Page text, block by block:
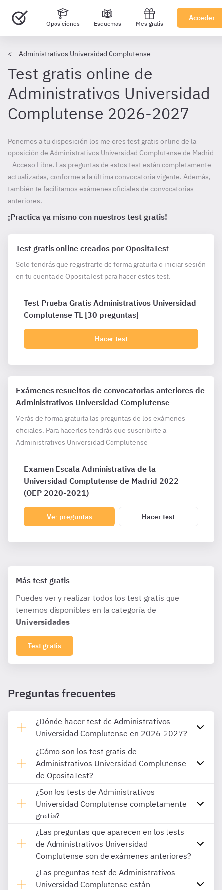
Oposiciones Esquemas Mes gratis
Acceder
Administrativos Universidad Complutense
Test gratis online de
Administrativos Universidad
Complutense 2026-2027
Ponemos a tu disposición los mejores test gratis online de la
oposición de Administrativos Universidad Complutense de Madrid
- Acceso Libre. Las preguntas de estos test están completamente
actualizadas, conforme a la última convocatoria vigente. Además,
también te facilitamos exámenes oficiales de convocatorias
anteriores.
¡Practica ya mismo con nuestros test gratis!
Test gratis online creados por OpositaTest
Solo tendrás que registrarte de forma gratuita o iniciar sesión
en tu cuenta de OpositaTest para hacer estos test.
Test Prueba Gratis Administrativos Universidad
Complutense TL [30 preguntas]
Hacer test
Exámenes resueltos de convocatorias anteriores de
Administrativos Universidad Complutense
Verás de forma gratuita las preguntas de los exámenes
oficiales. Para hacerlos tendrás que suscribirte a
Administrativos Universidad Complutense
Examen Escala Administrativa de la
Universidad Complutense de Madrid 2022
(OEP 2020-2021)
Ver preguntas Hacer test
Más test gratis
Puedes ver y realizar todos los test gratis que
tenemos disponibles en la categoría de
Universidades
Test gratis
Preguntas frecuentes
¿Dónde hacer test de Administrativos
Universidad Complutense en 2026-2027?
¿Cómo son los test gratis de
Administrativos Universidad Complutense
de OpositaTest?
¿Son los tests de Administrativos
Universidad Complutense completamente
gratis?
¿Las preguntas que aparecen en los tests
de Administrativos Universidad
Complutense son de exámenes anteriores?
¿Las preguntas test de Administrativos
Universidad Complutense están